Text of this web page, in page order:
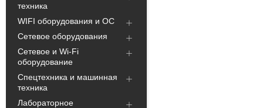
техника
WIFI оборудования и ОС
Сетевое оборудования
Сетевое и Wi-Fi
оборудование
Спецтехника и машинная
техника
Лабораторное